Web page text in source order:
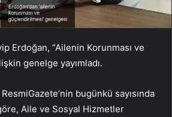
Erdoğan, “Ailenin Korunması ve
genelge yayımladı.
ResmiGazete’nin bugünkü sayısında
Aile ve Sosyal Hizmetler